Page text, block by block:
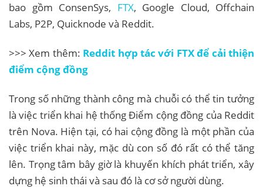
bao gồm ConsenSys, FTX, Google Cloud, Offchain
Labs, P2P, Quicknode và Reddit.
>>> Xem thêm: Reddit hợp tác với FTX để cải thiện
điểm cộng đồng
Trong số những thành công mà chuỗi có thể tin tưởng
là việc triển khai hệ thống Điểm cộng đồng của Reddit
trên Nova. Hiện tại, có hai cộng đồng là một phần của
việc triển khai này, mặc dù con số đó rất có thể tăng
lên. Trọng tâm bây giờ là khuyến khích phát triển, xây
dựng hệ sinh thái và sau đó là cơ sở người dùng.